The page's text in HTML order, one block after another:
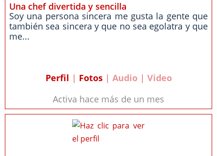
Una chef divertida y sencilla
Soy una persona sincera me gusta la gente que
también sea sincera y que no sea egolatra y que
me...
Perfil | Fotos| Audio | Video
Activa hace más de un mes